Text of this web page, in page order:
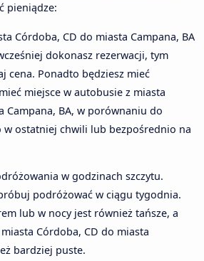
pieniądze:
Córdoba, CD do miasta Campana, BA
dokonasz rezerwacji, tym
cena. Ponadto będziesz mieć
miejsce w autobusie z miasta
Campana, BA, w porównaniu do
w ostatniej chwili lub bezpośrednio na
w godzinach szczytu.
podróżować w ciągu tygodnia.
lub w nocy jest również tańsze, a
Córdoba, CD do miasta
bardziej puste.